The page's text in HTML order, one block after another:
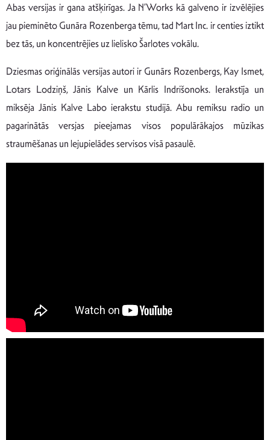
Abas versijas ir gana atšķirīgas. Ja N’Works kā galveno ir izvēlējies
jau pieminēto Gunāra Rozenberga tēmu, tad Mart Inc. ir centies iztikt
bez tās, un koncentrējies uz lielisko Šarlotes vokālu.
Dziesmas oriģinālās versijas autori ir Gunārs Rozenbergs, Kay Ismet,
Lotars Lodziņš, Jānis Kalve un Kārlis Indrišonoks. Ierakstīja un
miksēja Jānis Kalve Labo ierakstu studijā. Abu remiksu radio un
pagarinātās versjas pieejamas visos populārākajos mūzikas
straumēšanas un lejupielādes servisos visā pasaulē.